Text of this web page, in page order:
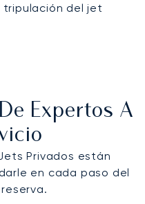
tripulación del jet
Expertos A
Privados están
en cada paso del